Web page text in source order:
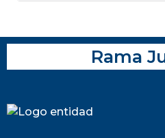
Rama